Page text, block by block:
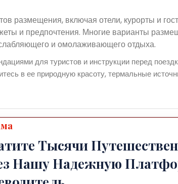
размещения, включая отели, курорты и
и предпочтения. Многие варианты
и омолаживающего отдыха.
для туристов и инструкции перед
в ее природную красоту, термальные
Тысячи
Нашу Надежную